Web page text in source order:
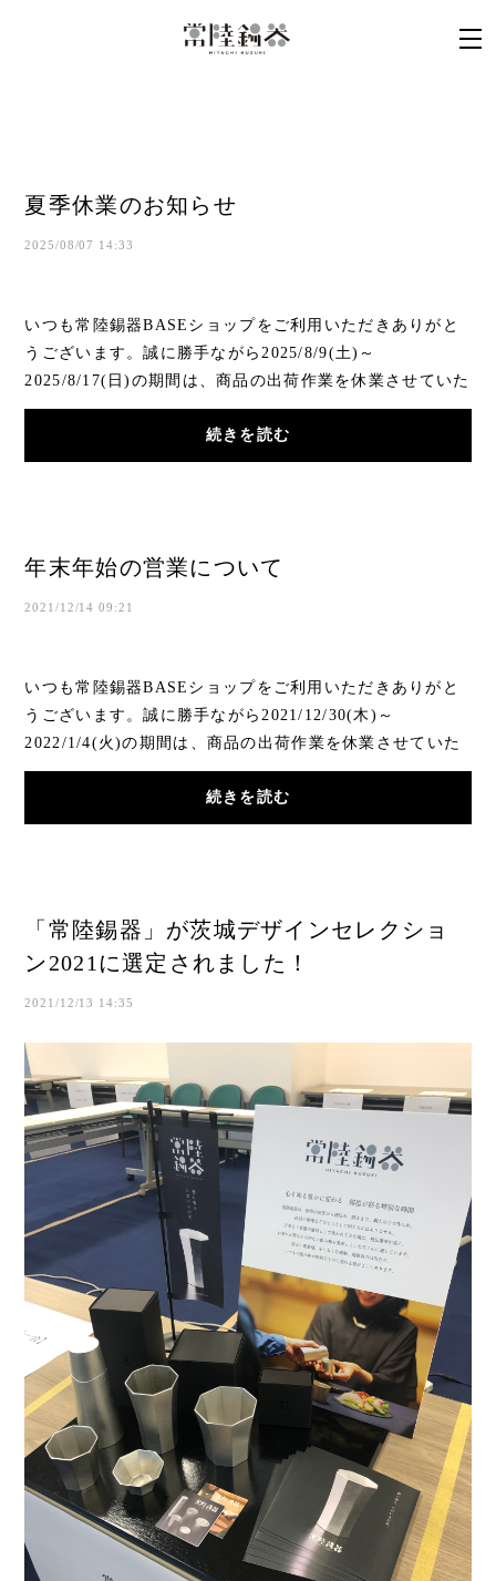
夏季休業のお知らせ
2025/08/07 14:33
いつも常陸錫器BASEショップをご利用いただきありがと
うございます。誠に勝手ながら2025/8/9(土)～
2025/8/17(日)の期間は、商品の出荷作業を休業させていた
だきます。その間にご注文いただきました商品の発送、
続きを読む
年末年始の営業について
2021/12/14 09:21
いつも常陸錫器BASEショップをご利用いただきありがと
うございます。誠に勝手ながら2021/12/30(木)～
2022/1/4(火)の期間は、商品の出荷作業を休業させていた
だきます。その間にご注文いただきました商品の発送、...
続きを読む
「常陸錫器」が茨城デザインセレクショ
ン2021に選定されました！
2021/12/13 14:35